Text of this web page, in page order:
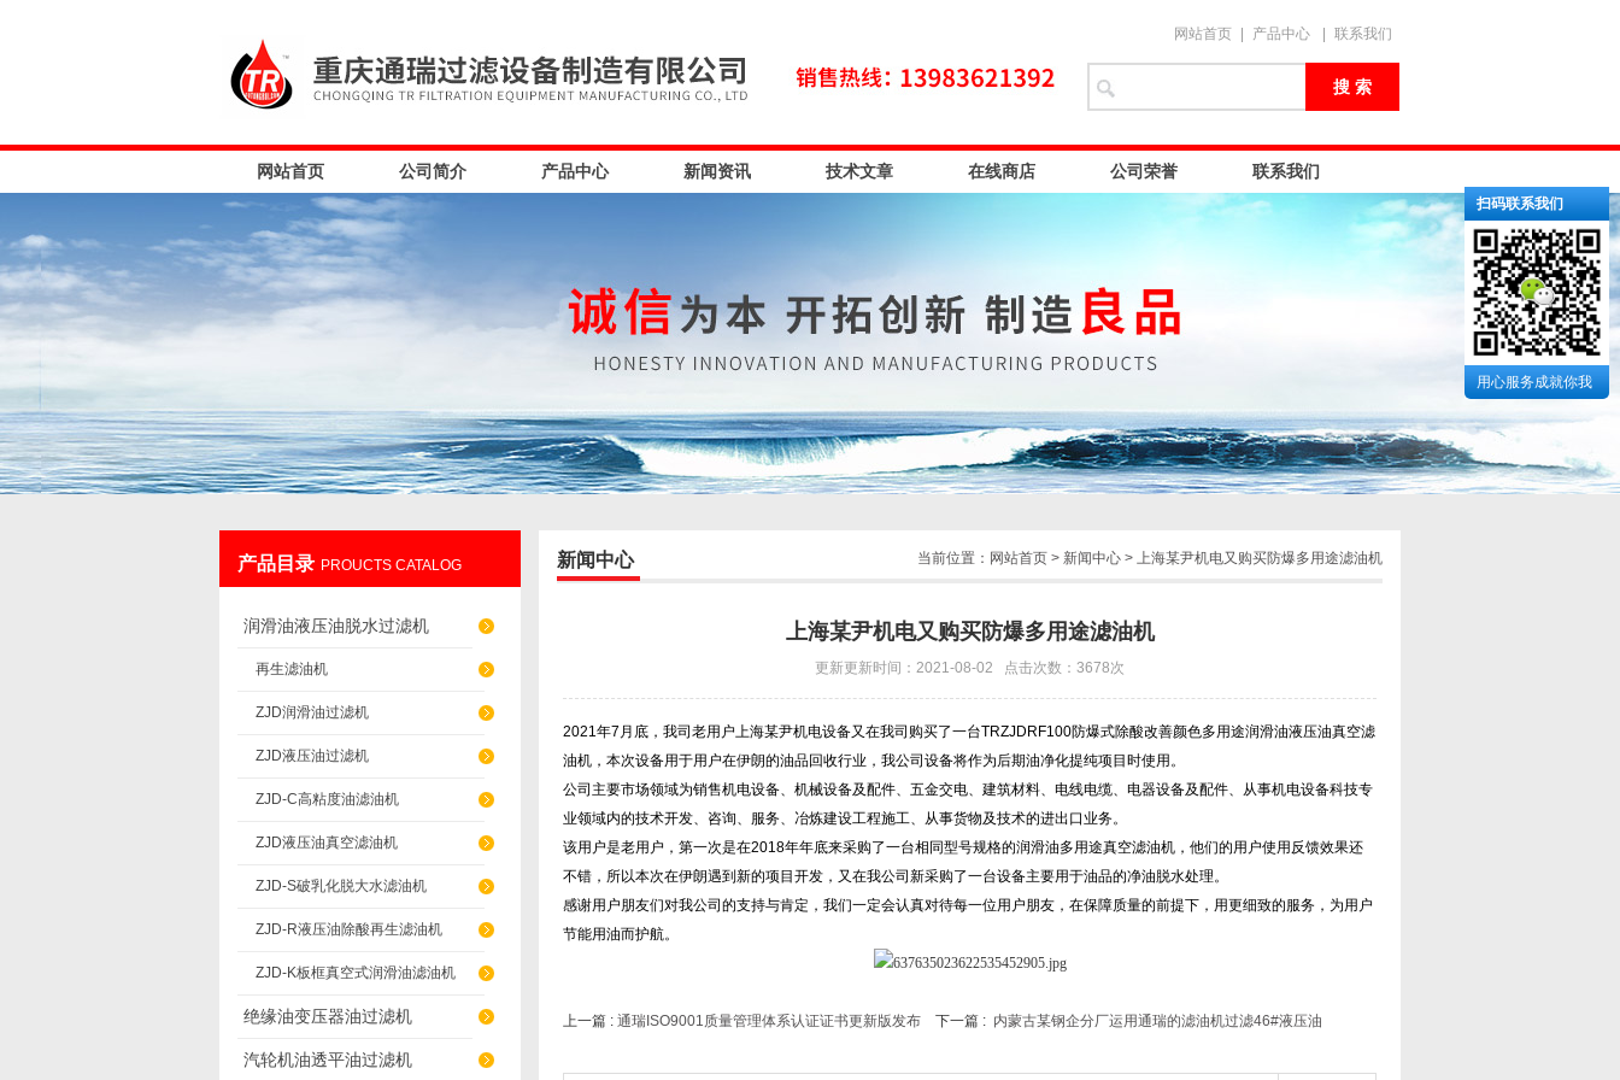
网站首页 产品中心 联系我们
网站首页 公司简介 产品中心 新闻资讯 技术文章 在线商店 公司荣誉 联系我们
产品目录 PROUCTS CATALOG
润滑油液压油脱水过滤机
再生滤油机
ZJD润滑油过滤机
ZJD液压油过滤机
ZJD-C高粘度油滤油机
ZJD液压油真空滤油机
ZJD-S破乳化脱大水滤油机
ZJD-R液压油除酸再生滤油机
ZJD-K板框真空式润滑油滤油机
绝缘油变压器油过滤机
汽轮机油透平油过滤机
当前位置： 网站首页 > 新闻中心 > 上海某尹机电又购买防爆多用途滤油机
新闻中心
上海某尹机电又购买防爆多用途滤油机
更新更新时间：2021-08-02 点击次数：3678次
2021年7 月底，我司老用户上海某尹机电设备又在我司购买了一台TRZJDRF100防爆式除酸改善颜色多用途润滑油液压油真空滤
油机，本次设备用于用户在伊朗的油品回收行业，我公司设备将作为后期油净化提纯项目时使用。
公司主要市场领域为销售机电设备、机械设备及配件、五金交电、建筑材料、电线电缆、电器设备及配件、从事机电设备科技专
业领域内的技术开发、咨询、服务、冶炼建设工程施工、从事货物及技术的进出口业务。
该用户是老用户，第一次是在2018年年底来采购了一台相同型号规格的润滑油多用途真空滤油机，他们的用户使用反馈效果还
不错，所以本次在伊朗遇到新的项目开发，又在我公司新采购了一台设备主要用于油品的净油脱水处理。
感谢用户朋友们对我公司的支持与肯定，我们一定会认真对待每一位用户朋友，在保障质量的前提下，用更细致的服务，为用户
节能用油而护航。
上一篇 : 通瑞ISO9001质量管理体系认证证书更新版发布 下一篇 : 内蒙古某钢企分厂运用通瑞的滤油机过滤46#液压油
扫码联系我们
用心服务成就你我